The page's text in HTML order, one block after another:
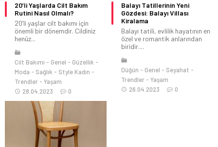
20’li Yaşlarda Cilt Bakım
Rutini Nasıl Olmalı?
20’li yaşlar cilt bakımı için
önemli bir dönemdir. Cildiniz
henüz...
Cilt Bakımı Genel
Güzellik
Moda
Sağlık
Style Kadın
Trendler
Yaşam
28.04.2023
0
Balayı Tatillerinin Yeni
Gözdesi: Balayı Villası
Kiralama
Balayı tatili, evlilik hayatının en
özel ve romantik anlarından
biridir....
Düğün Genel
Seyahat
Trendler
Yaşam
26.04.2023
0